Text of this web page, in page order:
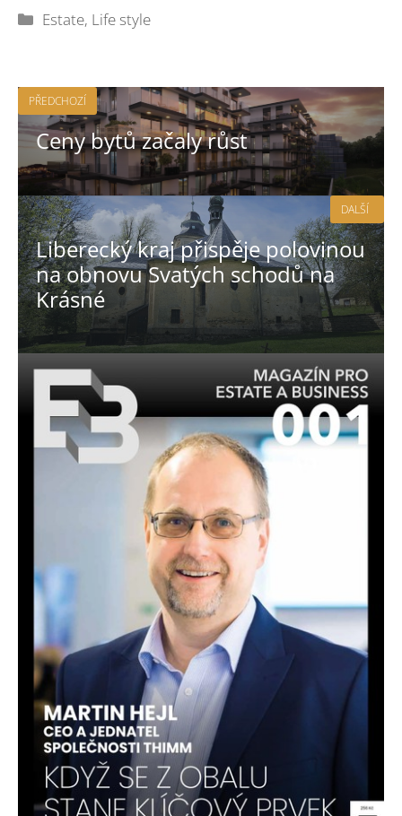
Rubriky
Estate, Life style
PŘEDCHOZÍ
Ceny bytů začaly růst
Liberecký kraj přispěje polovinou
na obnovu Svatých schodů na
Krásné
DALŠÍ